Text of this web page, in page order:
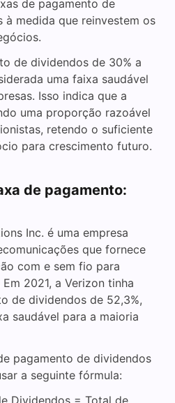
de pagamento de
à medida que reinvestem os
de dividendos de 30% a
uma faixa saudável
Isso indica que a
uma proporção razoável
retendo o suficiente
para crescimento futuro.
de pagamento:
Inc. é uma empresa
que fornece
com e sem fio para
2021, a Verizon tinha
de dividendos de 52,3%,
saudável para a maioria
pagamento de dividendos
a seguinte fórmula: